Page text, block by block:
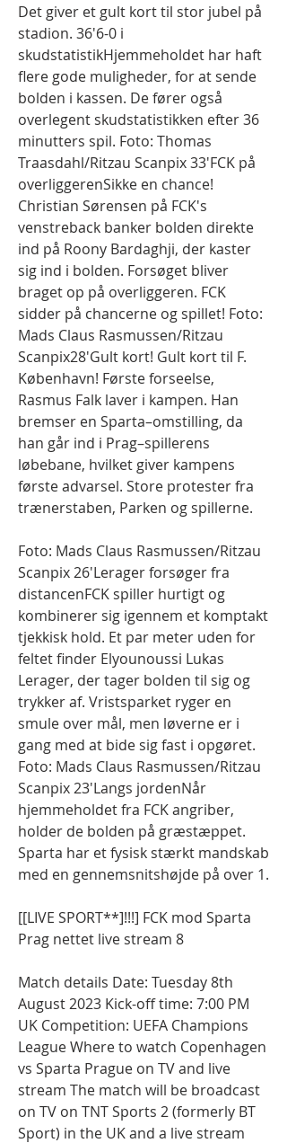
Det giver et gult kort til stor jubel på
stadion. 36'6-0 i
skudstatistikHjemmeholdet har haft
flere gode muligheder, for at sende
bolden i kassen. De fører også
overlegent skudstatistikken efter 36
minutters spil. Foto: Thomas
Traasdahl/Ritzau Scanpix 33'FCK på
overliggerenSikke en chance!
Christian Sørensen på FCK's
venstreback banker bolden direkte
ind på Roony Bardaghji, der kaster
sig ind i bolden. Forsøget bliver
braget op på overliggeren. FCK
sidder på chancerne og spillet! Foto:
Mads Claus Rasmussen/Ritzau
Scanpix28'Gult kort! Gult kort til F.
København! Første forseelse,
Rasmus Falk laver i kampen. Han
bremser en Sparta–omstilling, da
han går ind i Prag–spillerens
løbebane, hvilket giver kampens
første advarsel. Store protester fra
trænerstaben, Parken og spillerne.
Foto: Mads Claus Rasmussen/Ritzau
Scanpix 26'Lerager forsøger fra
distancenFCK spiller hurtigt og
kombinerer sig igennem et komptakt
tjekkisk hold. Et par meter uden for
feltet finder Elyounoussi Lukas
Lerager, der tager bolden til sig og
trykker af. Vristsparket ryger en
smule over mål, men løverne er i
gang med at bide sig fast i opgøret.
Foto: Mads Claus Rasmussen/Ritzau
Scanpix 23'Langs jordenNår
hjemmeholdet fra FCK angriber,
holder de bolden på græstæppet.
Sparta har et fysisk stærkt mandskab
med en gennemsnitshøjde på over 1.
[[LIVE SPORT**]!!!] FCK mod Sparta
Prag nettet live stream 8
Match details Date: Tuesday 8th
August 2023 Kick-off time: 7:00 PM
UK Competition: UEFA Champions
League Where to watch Copenhagen
vs Sparta Prague on TV and live
stream The match will be broadcast
on TV on TNT Sports 2 (formerly BT
Sport) in the UK and a live stream